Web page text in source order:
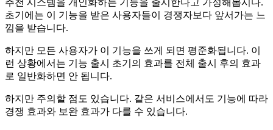
초기에는 이 기능을 받은 사용자들이 경쟁자보다 앞서가는 느
낌을 받습니다.
하지만 모든 사용자가 이 기능을 쓰게 되면 평준화됩니다. 이
런 상황에서는 기능 출시 초기의 효과를 전체 출시 후의 효과
로 일반화하면 안 됩니다.
하지만 주의할 점도 있습니다. 같은 서비스에서도 기능에 따라
경쟁 효과와 보완 효과가 다를 수 있습니다.